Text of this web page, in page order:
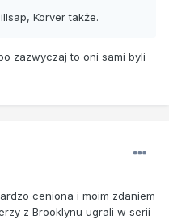
Korver także.
zazwyczaj to oni sami byli
ceniona i moim zdaniem
z Brooklynu ugrali w serii